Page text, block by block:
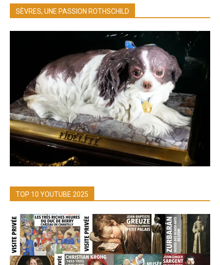
SÈVRES, UNE PASSION ROTHSCHILD
TOP 10 YOUTUBE 2025